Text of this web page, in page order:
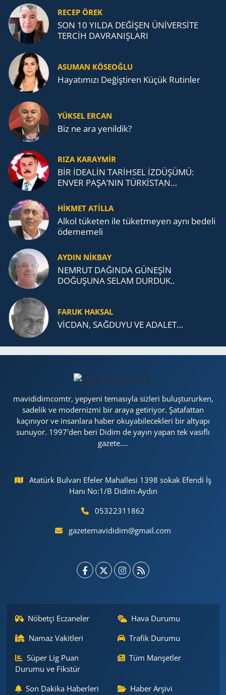
RECEP ÖREK
SON 10 YILDA DEĞİŞEN ÜNİVERSİTE
TERCİH DAVRANIŞLARI
ASUMAN KÖSEOĞLU
Ha­ya­tı­mı­zı De­ğiş­ti­ren Küçük Ru­tin­ler
YÜKSEL ERCAN
Biz ne ara yenildik?
RIZA KARAYMIR
BİR İDEALİN TARİHSEL İZDÜŞÜMÜ:
ENVER PAŞA’NIN TÜRKİSTAN
TEŞKİLATI’NA UZANAN MİRASI
HİKMET ATİLLA
Alkol tü­ke­ten ile tü­ket­me­yen aynı be­de­li
öde­me­me­li
AYDIN NİKBAY
NEMRUT DAĞINDA GÜNEŞİN
DOĞUŞUNA SELAM DURDUK..
FARUK HAKSAL
VİCDAN, SAĞ­DU­YU VE ADA­LET…
mavididimcomtr, yepyeni temasıyla sizleri buluştururken,
sadelik ve modernizmi bir araya getiriyor. Şatafattan
kaçınıyor ve insanlara haber okuyabilecekleri bir altyapı
sunuyor. 1997'den beri Didim de yayın yapan tek vasıflı
gazete....
Atatürk Bulvarı Efeler Mahallesi 1398 sokak Efendi İş
Hanı No:1/B Didim-Aydın
05322311862
gazetemavididim@gmail.com
Nöbetçi Eczaneler
Hava Durumu
Namaz Vakitleri
Trafik Durumu
Süper Lig Puan
Durumu ve Fikstür
Tüm Manşetler
Son Dakika Haberleri Haber Arşivi